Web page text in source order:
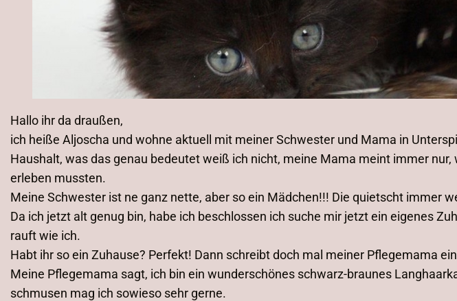
Hallo ihr da draußen,
ich heiße Aljoscha und wohne aktuell mit meiner Schwester und Mama in
Haushalt, was das genau bedeutet weiß ich nicht, meine Mama meint immer
erleben mussten.
Meine Schwester ist ne ganz nette, aber so ein Mädchen!!! Die quietscht immer
Da ich jetzt alt genug bin, habe ich beschlossen ich suche mir jetzt ein eigenes
rauft wie ich.
Habt ihr so ein Zuhause? Perfekt! Dann schreibt doch mal meiner Pflegemama
Meine Pflegemama sagt, ich bin ein wunderschönes schwarz-braunes
schmusen mag ich sowieso sehr gerne.